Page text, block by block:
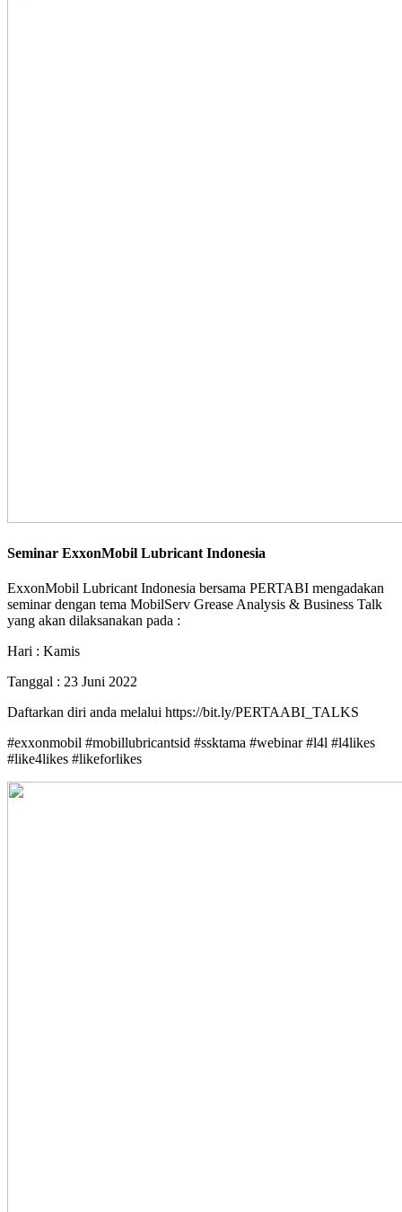
Seminar ExxonMobil Lubricant Indonesia
ExxonMobil Lubricant Indonesia bersama PERTABI mengadakan
seminar dengan tema MobilServ Grease Analysis & Business Talk
yang akan dilaksanakan pada :
Hari : Kamis
Tanggal : 23 Juni 2022
Daftarkan diri anda melalui https://bit.ly/PERTAABI_TALKS
#exxonmobil #mobillubricantsid #ssktama #webinar #l4l #l4likes
#like4likes #likeforlikes